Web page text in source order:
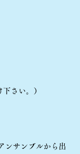
さい。）
ンサンブルから出